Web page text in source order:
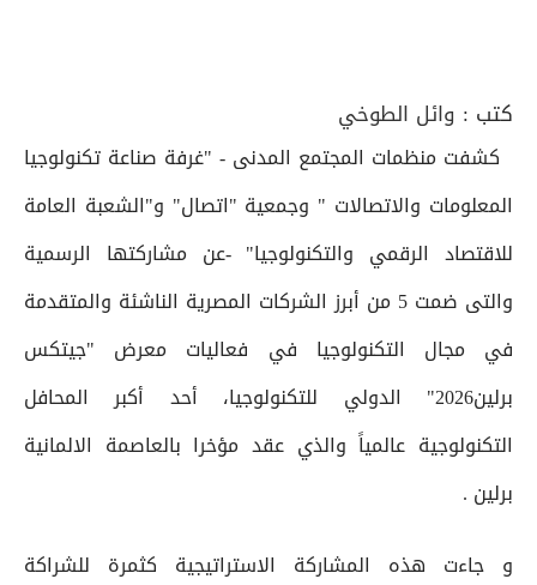
كتب : وائل الطوخي
كشفت منظمات المجتمع المدنى - "غرفة صناعة تكنولوجيا
المعلومات والاتصالات " وجمعية "اتصال" و"الشعبة العامة
للاقتصاد الرقمي والتكنولوجيا" -عن مشاركتها الرسمية
والتى ضمت 5 من أبرز الشركات المصرية الناشئة والمتقدمة
في مجال التكنولوجيا في فعاليات معرض "جيتكس
برلين2026" الدولي للتكنولوجيا، أحد أكبر المحافل
التكنولوجية عالمياً والذي عقد مؤخرا بالعاصمة الالمانية
برلين .
و جاءت هذه المشاركة الاستراتيجية كثمرة للشراكة